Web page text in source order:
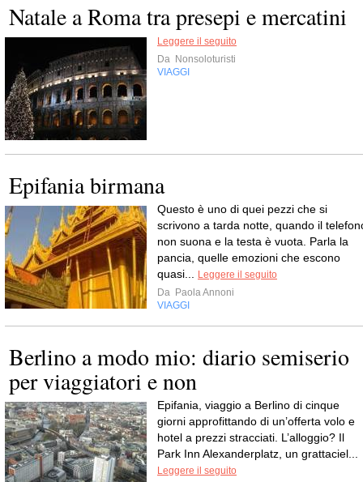
Natale a Roma tra presepi e mercatini
Leggere il seguito
Da Nonsoloturisti
VIAGGI
Epifania birmana
Questo è uno di quei pezzi che si
scrivono a tarda notte, quando il
non suona e la testa è vuota. Parla la
pancia, quelle emozioni che escono
quasi...
Leggere il seguito
Da Paola Annoni
VIAGGI
Berlino a modo mio: diario semiserio
per viaggiatori e non
Epifania, viaggio a Berlino di cinque
giorni approfittando di un’offerta volo e
hotel a prezzi stracciati. L’alloggio? Il
Park Inn Alexanderplatz, un grattaciel...
Leggere il seguito